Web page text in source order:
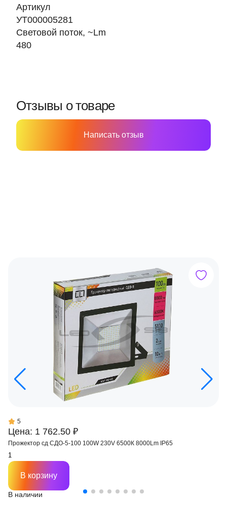
Артикул
УТ000005281
Световой поток, ~Lm
480
Отзывы о товаре
Написать отзыв
Цена: 1 762.50 ₽
5
Прожектор сд СДО-5-100 100W 230V 6500К 8000Lm IP65
В наличии
В корзину